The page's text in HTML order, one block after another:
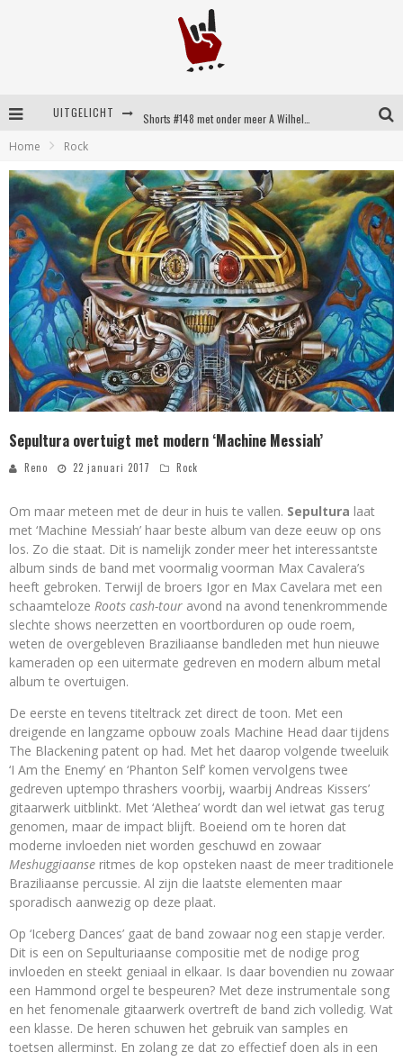
UITGELICHT
Britse emorockers van Basement maken tweede comeback met het indrukwekkende ‘Wired’
Shorts #149 met onder meer No Cure, Eva Under Fire, The Hu en Sleeping With Sirens
Home Rock
Sepultura overtuigt met modern ‘Machine Messiah’
Reno 22 januari 2017 Rock
Om maar meteen met de deur in huis te vallen. Sepultura laat
met ‘Machine Messiah’ haar beste album van deze eeuw op ons
los. Zo die staat. Dit is namelijk zonder meer het interessantste
album sinds de band met voormalig voorman Max Cavalera’s
heeft gebroken. Terwijl de broers Igor en Max Cavelara met een
schaamteloze Roots cash-tour avond na avond tenenkrommende
slechte shows neerzetten en voortborduren op oude roem,
weten de overgebleven Braziliaanse bandleden met hun nieuwe
kameraden op een uitermate gedreven en modern album metal
album te overtuigen.
De eerste en tevens titeltrack zet direct de toon. Met een
dreigende en langzame opbouw zoals Machine Head daar tijdens
The Blackening patent op had. Met het daarop volgende tweeluik
‘I Am the Enemy’ en ‘Phanton Self’ komen vervolgens twee
gedreven uptempo thrashers voorbij, waarbij Andreas Kissers’
gitaarwerk uitblinkt. Met ‘Alethea’ wordt dan wel ietwat gas terug
genomen, maar de impact blijft. Boeiend om te horen dat
moderne invloeden niet worden geschuwd en zowaar
Meshuggiaanse ritmes de kop opsteken naast de meer traditionele
Braziliaanse percussie. Al zijn die laatste elementen maar
sporadisch aanwezig op deze plaat.
Op ‘Iceberg Dances’ gaat de band zowaar nog een stapje verder.
Dit is een on Sepulturiaanse compositie met de nodige prog
invloeden en steekt geniaal in elkaar. Is daar bovendien nu zowaar
een Hammond orgel te bespeuren? Met deze instrumentale song
en het fenomenale gitaarwerk overtreft de band zich volledig. Wat
een klasse. De heren schuwen het gebruik van samples en
toetsen allerminst. En zolang ze dat zo effectief doen als in een